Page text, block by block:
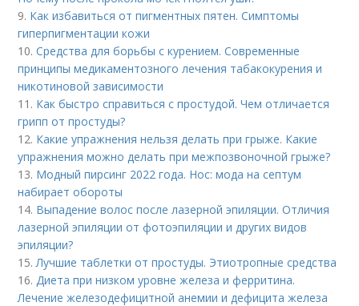
9. Как избавиться от пигментных пятен. Симптомы
гиперпигментации кожи
10.Средства для борьбы с курением. Современные
принципы медикаментозного лечения табакокурения и
никотиновой зависимости
11. Как быстро справиться с простудой. Чем отличается
грипп от простуды?
12. Какие упражнения нельзя делать при грыже. Какие
упражнения можно делать при межпозвоночной грыже?
13. Модный пирсинг 2022 года. Нос: мода на септум
набирает обороты
14. Выпадение волос после лазерной эпиляции. Отличия
лазерной эпиляции от фотоэпиляции и других видов
эпиляции?
15. Лучшие таблетки от простуды. Этиотропные средства
16. Диета при низком уровне железа и ферритина.
Лечение железодефицитной анемии и дефицита железа